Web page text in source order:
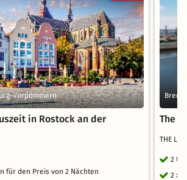
Vorpommern
in Rostock an der
für den Preis von 2 Nächten
The
THE
2
2 x